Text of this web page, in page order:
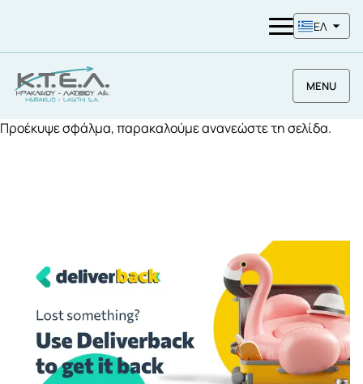
ΕΛ
MENU
Προέκυψε σφάλμα, παρακαλούμε ανανεώστε τη σελίδα.